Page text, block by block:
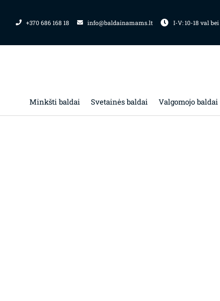
+370 686 168 18 info@baldainamams.lt I-V: 10-18 val
Minkšti baldai Svetainės baldai Valgomojo baldai